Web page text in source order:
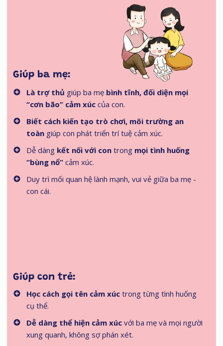
Giúp ba mẹ:
Là trợ thủ giúp ba mẹ bình tĩnh, đối diện mọi
“cơn bão” cảm xúc của con.
Biết cách kiến tạo trò chơi, môi trường an
toàn giúp con phát triển trí tuệ cảm xúc.
Dễ dàng kết nối với con trong mọi tình huống
“bùng nổ” cảm xúc.
Duy trì mối quan hệ lành mạnh, vui vẻ giữa ba mẹ -
con cái.
Giúp con trẻ:
Học cách gọi tên cảm xúc trong từng tình huống
cụ thể.
Dễ dàng thể hiện cảm xúc với ba mẹ và mọi người
xung quanh, không sợ phán xét.